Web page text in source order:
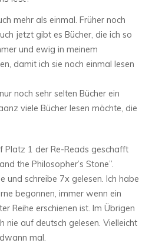
mehr als einmal. Früher noch
jetzt gibt es Bücher, die ich so
und ewig in meinem
damit ich sie noch einmal lesen
noch sehr selten Bücher ein
viele Bücher lesen möchte, die
Platz 1 der Re-Reads geschafft
the Philosopher’s Stone”.
und schreibe 7x gelesen. Ich habe
begonnen, immer wenn ein
Reihe erschienen ist. Im Übrigen
nie auf deutsch gelesen. Vielleicht
mal.